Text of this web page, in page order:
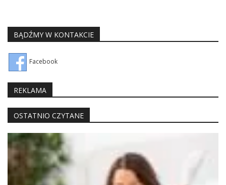
BĄDŹMY W KONTAKCIE
Facebook
REKLAMA
OSTATNIO CZYTANE